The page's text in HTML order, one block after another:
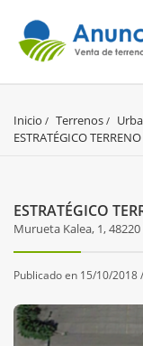
Inicio Terrenos
ESTRATÉGICO
ESTRATÉGICO
Murueta Kalea, 1,
Publicado en 15/10/2018 /